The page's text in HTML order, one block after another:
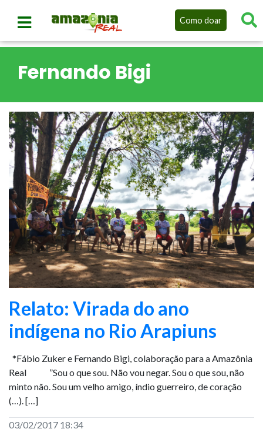
Como doar
Fernando Bigi
Relato: Virada do ano
indígena no Rio Arapiuns
*Fábio Zuker e Fernando Bigi, colaboração para a Amazônia
Real ”Sou o que sou. Não vou negar. Sou o que sou, não
minto não. Sou um velho amigo, índio guerreiro, de coração
(…). […]
03/02/2017 18:34